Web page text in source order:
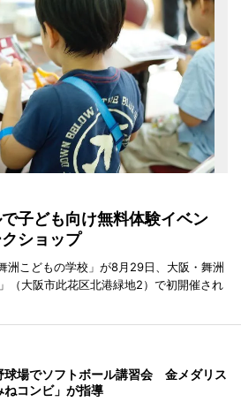
子ども向け無料体験イベン
ショップ
洲こどもの学校」が8月29日、大阪・舞洲
（大阪市此花区北港緑地2）で初開催され
球場でソフトボール講習会 金メダリス
ねコンビ」が指導